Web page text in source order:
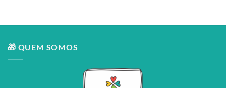
🎁 QUEM SOMOS